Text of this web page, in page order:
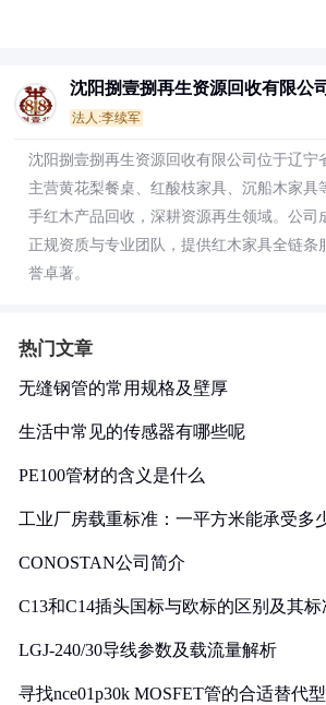
沈阳捌壹捌再生资源回收有限公司
法人:李续军
沈阳捌壹捌再生资源回收有限公司位于辽宁
主营黄花梨餐桌、红酸枝家具、沉船木家具
手红木产品回收，深耕资源再生领域。公司
正规资质与专业团队，提供红木家具全链条
誉卓著。
热门文章
无缝钢管的常用规格及壁厚
生活中常见的传感器有哪些呢
PE100管材的含义是什么
工业厂房载重标准：一平方米能承受多
CONOSTAN公司简介
C13和C14插头国标与欧标的区别及其
LGJ-240/30导线参数及载流量解析
寻找nce01p30k MOSFET管的合适替代